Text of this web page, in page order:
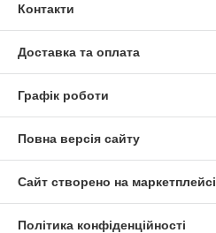
Контакти
Доставка та оплата
Графік роботи
Повна версія сайту
Сайт створено на маркетплейсі
Політика конфіденційності